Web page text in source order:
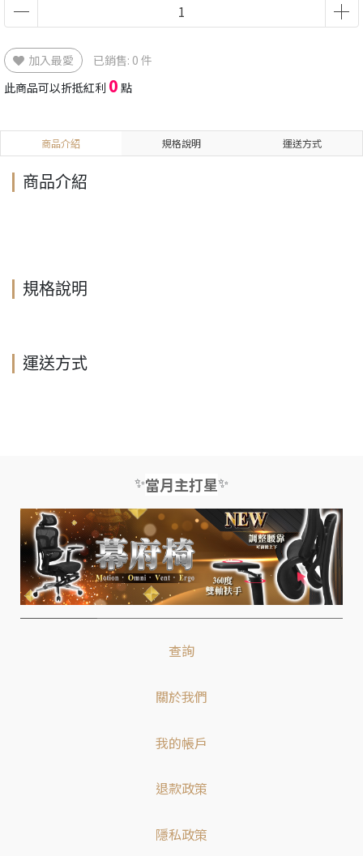
加入最愛
已銷售: 0 件
此商品可以折抵紅利 0 點
商品介紹 規格說明 運送方式
商品介紹
規格說明
運送方式
✨當月主打星✨
查詢
關於我們
我的帳戶
退款政策
隱私政策